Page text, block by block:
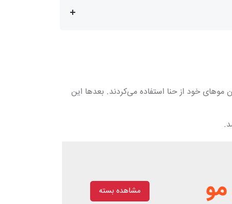
موهای خود از حنا استفاده می‌کردند. بعدها این
مشاهده بسته